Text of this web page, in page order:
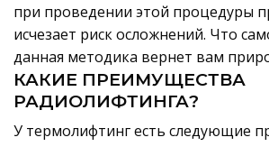
при проведении этой процедуры
исчезает риск осложнений. Что
данная методика вернет вам
КАКИЕ ПРЕИМУЩЕСТВА
РАДИОЛИФТИНГА?
У термолифтинг есть следующие